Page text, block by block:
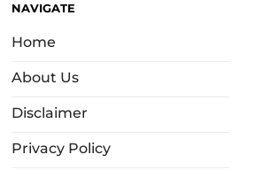
NAVIGATE
Home
About Us
Disclaimer
Privacy Policy